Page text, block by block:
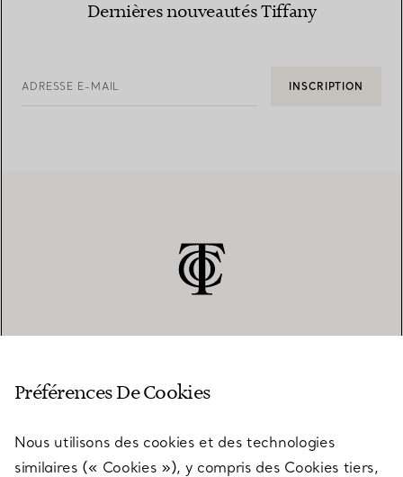
Dernières nouveautés Tiffany
ADRESSE E-MAIL INSCRIPTION
SERVICES
Préférences De Cookies
Nous utilisons des cookies et des technologies
similaires (« Cookies »), y compris des Cookies tiers,